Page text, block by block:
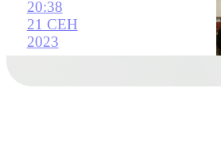
20:38
21 СЕН
2023